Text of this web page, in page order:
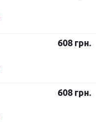
608 грн.
608 грн.